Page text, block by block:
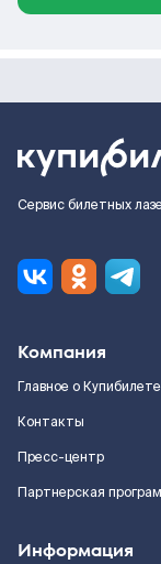
Сервис билетных
Компания
Главное о Купибилете
Контакты
Пресс-центр
Партнерская
Информация